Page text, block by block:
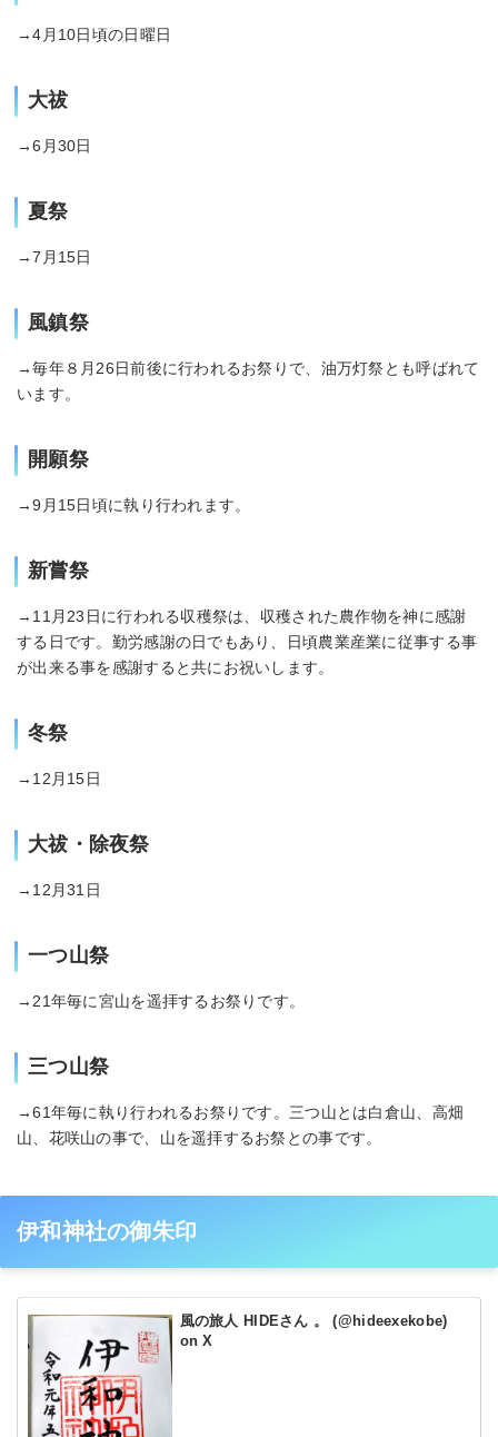
→4月10日頃の日曜日
大祓
→6月30日
夏祭
→7月15日
風鎮祭
→毎年８月26日前後に行われるお祭りで、油万灯祭とも呼ばれて
います。
開願祭
→9月15日頃に執り行われます。
新嘗祭
→11月23日に行われる収穫祭は、収穫された農作物を神に感謝
する日です。勤労感謝の日でもあり、日頃農業産業に従事する事
が出来る事を感謝すると共にお祝いします。
冬祭
→12月15日
大祓・除夜祭
→12月31日
一つ山祭
→21年毎に宮山を遥拝するお祭りです。
三つ山祭
→61年毎に執り行われるお祭りです。三つ山とは白倉山、高畑
山、花咲山の事で、山を遥拝するお祭との事です。
伊和神社の御朱印
風の旅人 HIDEさん 。 (@hideexekobe)
on X